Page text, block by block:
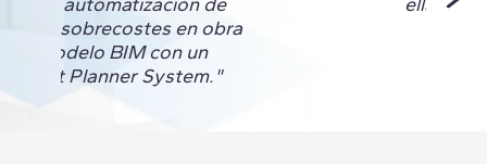
y sobrecostes en obra
un modelo BIM con un
y Last Planner System."